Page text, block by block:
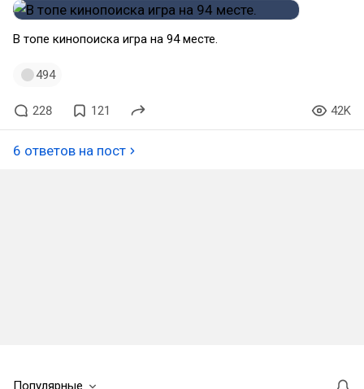
В топе кинопоиска игра на 94 месте.
494
228 121 42K
6 ответов на пост
Популярные